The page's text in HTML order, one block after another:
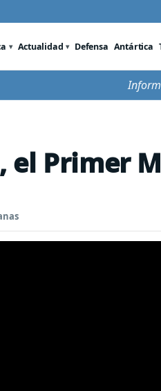
Actualidad Defensa Antártica
el Primer